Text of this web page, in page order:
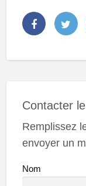
Contacter
Remplissez
envoyer un
Nom